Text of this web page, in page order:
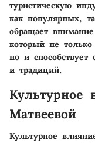
туристическую
как популярных,
обращает
который не только
но и способствует
и традиций.
Культурное
Матвеевой
Культурное